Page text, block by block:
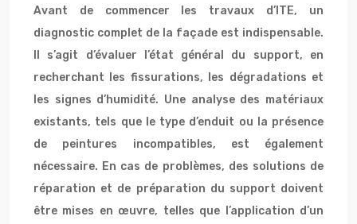
Avant de commencer les travaux d’ITE, un
diagnostic complet de la façade est indispensable.
Il s’agit d’évaluer l’état général du support, en
recherchant les fissurations, les dégradations et
les signes d’humidité. Une analyse des matériaux
existants, tels que le type d’enduit ou la présence
de peintures incompatibles, est également
nécessaire. En cas de problèmes, des solutions de
réparation et de préparation du support doivent
être mises en œuvre, telles que l’application d’un